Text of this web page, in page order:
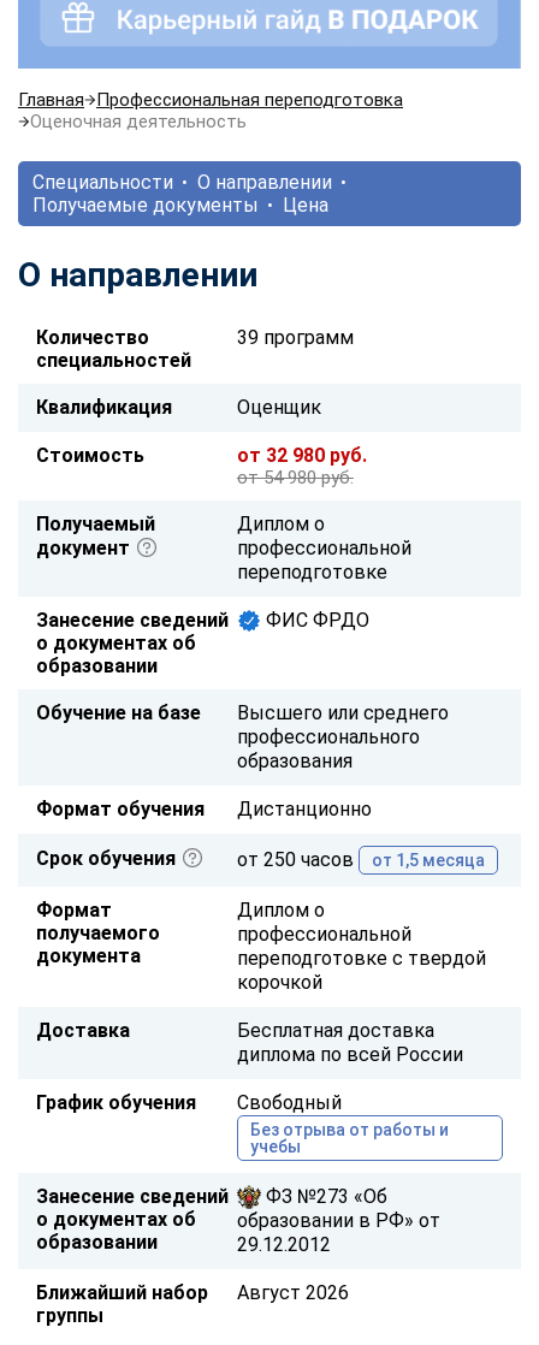
Главная
Профессиональная переподготовка
Оценочная деятельность
Специальности
О направлении
Получаемые документы
Цена
О направлении
Количество
специальностей
39 программ
Квалификация Оценщик
Стоимость от 32 980 руб.
от 54 980 руб.
Получаемый
документ
Диплом о
профессиональной
переподготовке
Занесение сведений
о документах об
образовании
ФИС ФРДО
Обучение на базе
Высшего или среднего
профессионального
образования
Формат обучения Дистанционно
Срок обучения от 250 часов от 1,5 месяца
Формат
получаемого
документа
Диплом о
профессиональной
переподготовке с твердой
корочкой
Доставка
Бесплатная доставка
диплома по всей России
График обучения Свободный
Без отрыва от работы и
учебы
Занесение сведений
о документах об
образовании
ФЗ №273 «Об
образовании в РФ» от
29.12.2012
Ближайший набор
группы
Август 2026